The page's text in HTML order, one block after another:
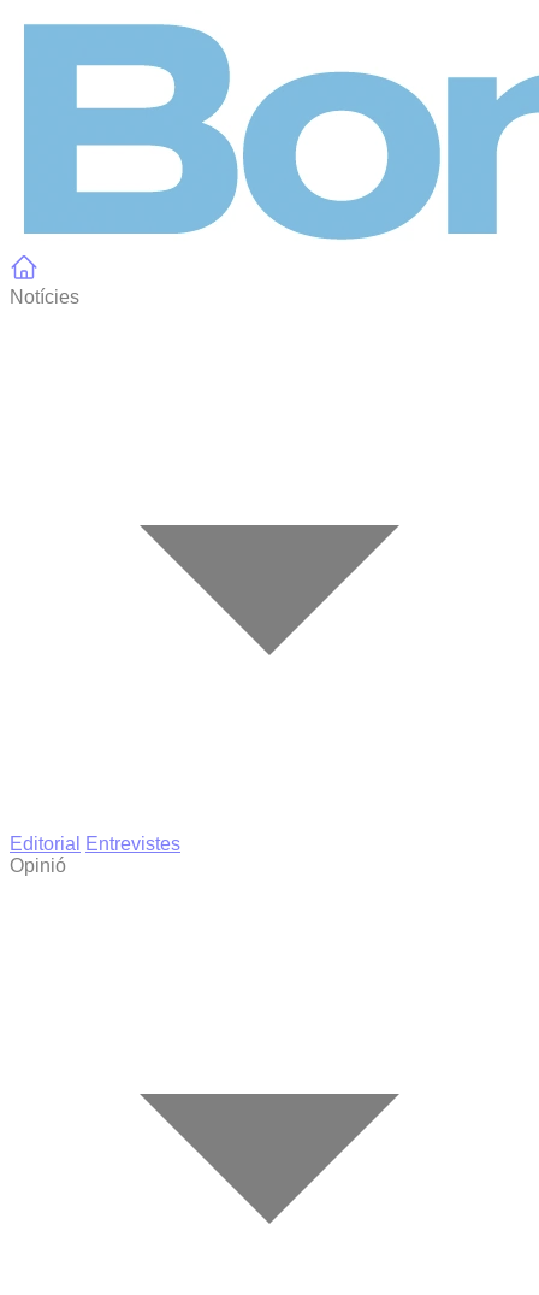
Notícies
Editorial
Entrevistes
Opinió